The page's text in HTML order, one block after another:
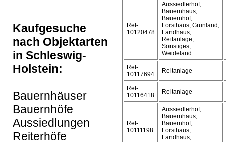
Kaufgesuche
nach Objektarten
in Schleswig-
Holstein:
Bauernhäuser
Bauernhöfe
Aussiedlungen
Reiterhöfe
Ref-
10120478
Aussiedlerhof,
Bauernhaus,
Bauernhof,
Forsthaus, Grünland,
Landhaus,
Reitanlage,
Sonstiges,
Weideland
Ref-
10117694
Reitanlage
Ref-
10116418
Reitanlage
Ref-
10111198
Aussiedlerhof,
Bauernhaus,
Bauernhof,
Forsthaus,
Landhaus,